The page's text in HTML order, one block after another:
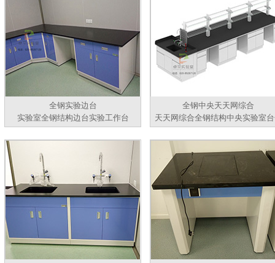
全钢实验边台
实验室全钢结构边台实验工作台
全钢中央天天网综合
天天网综合全钢结构中央实验室